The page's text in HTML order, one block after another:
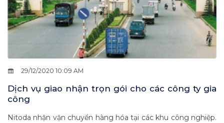
29/12/2020 10:09 AM
Dịch vụ giao nhận trọn gói cho các công ty gia
công
Nitoda nhận vận chuyển hàng hóa tại các khu công nghiệp.